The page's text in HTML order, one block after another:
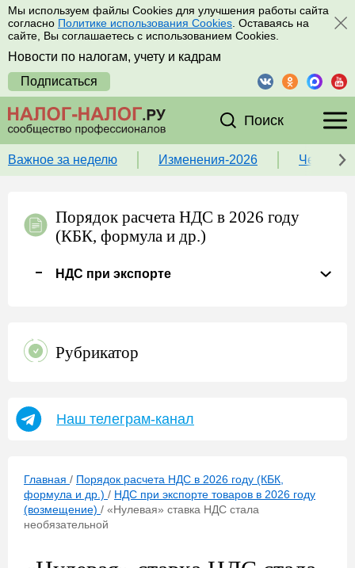
Мы используем файлы Cookies для улучшения работы сайта
согласно Политике использования Cookies . Оставаясь на
сайте, Вы соглашаетесь с использованием Cookies.
Новости по налогам, учету и кадрам
Подписаться
Поиск
Важное за неделю Изменения-2026 Чек-
Порядок расчета НДС в 2026 году
(КБК, формула и др.)
НДС при экспорте
Рубрикатор
Наш телеграм-канал
Главная / Порядок расчета НДС в 2026 году (КБК,
формула и др.) / НДС при экспорте товаров в 2026 году
(возмещение) / «Нулевая» ставка НДС стала
необязательной